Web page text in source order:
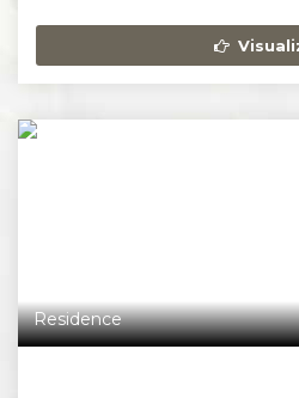
Residence